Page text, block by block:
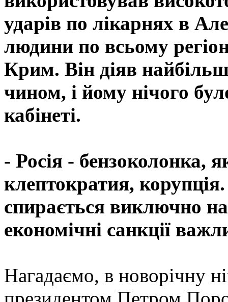
ударів по лікарнях в
людини по всьому
Крим. Він діяв
чином, і йому нічого
кабінеті.
- Росія - бензоколонка,
клептократия,
спирається виключно
економічні санкції
Нагадаємо, в новорічну